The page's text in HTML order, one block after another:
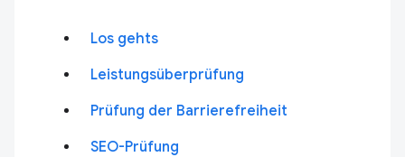
Los gehts
Leistungsüberprüfung
Prüfung der Barrierefreiheit
SEO-Prüfung